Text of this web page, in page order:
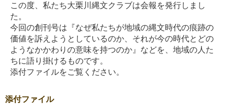
この度、私たち大栗川縄文クラブは会報を発行しまし
た。
今回の創刊号は『なぜ私たちが地域の縄文時代の痕跡の
価値を訴えようとしているのか、それが今の時代とどの
ようなかかわりの意味を持つのか』などを、地域の人た
ちに語り掛けるものです。
添付ファイルをご覧ください。
添付ファイル